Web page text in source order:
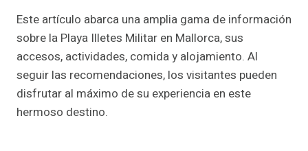
Este artículo abarca una amplia gama de información
sobre la Playa Illetes Militar en Mallorca, sus
accesos, actividades, comida y alojamiento. Al
seguir las recomendaciones, los visitantes pueden
disfrutar al máximo de su experiencia en este
hermoso destino.